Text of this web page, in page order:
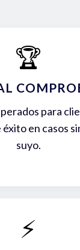
🏆
para
en casos
suyo.
⚡